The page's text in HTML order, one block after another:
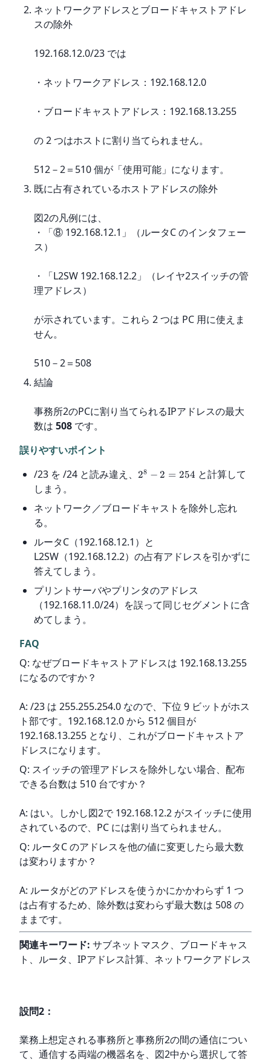
ネットワークアドレスとブロードキャストアドレ
スの除外
192.168.12.0/23 では
・ネットワークアドレス：192.168.12.0
・ブロードキャストアドレス：192.168.13.255
の 2 つはホストに割り当てられません。
512－2＝510 個が「使用可能」になります。
既に占有されているホストアドレスの除外
図2の凡例には、
・「⑧ 192.168.12.1」（ルータC のインタフェー
ス）
・「L2SW 192.168.12.2」（レイヤ2スイッチの管
理アドレス）
が示されています。これら 2 つは PC 用に使えま
せん。
510－2＝508
結論
事務所2のPCに割り当てられるIPアドレスの最大
数は 508 です。
誤りやすいポイント
/23 を /24 と読み違え、 28 − 2 = 254 と計算して
しまう。
ネットワーク／ブロードキャストを除外し忘れ
る。
ルータC（192.168.12.1）と
L2SW（192.168.12.2）の占有アドレスを引かずに
答えてしまう。
プリントサーバやプリンタのアドレス
（192.168.11.0/24）を誤って同じセグメントに含
めてしまう。
FAQ
Q: なぜブロードキャストアドレスは 192.168.13.255
になるのですか？
A: /23 は 255.255.254.0 なので、下位 9 ビットがホス
ト部です。192.168.12.0 から 512 個目が
192.168.13.255 となり、これがブロードキャストア
ドレスになります。
Q: スイッチの管理アドレスを除外しない場合、配布
できる台数は 510 台ですか？
A: はい。しかし図2で 192.168.12.2 がスイッチに使用
されているので、PC には割り当てられません。
Q: ルータC のアドレスを他の値に変更したら最大数
は変わりますか？
A: ルータがどのアドレスを使うかにかかわらず 1 つ
は占有するため、除外数は変わらず最大数は 508 の
ままです。
関連キーワード: サブネットマスク、ブロードキャス
ト、ルータ、IPアドレス計算、ネットワークアドレス
設問2 ：
業務上想定される事務所と事務所2の間の通信につい
て、通信する両端の機器名を、図2中から選択して答